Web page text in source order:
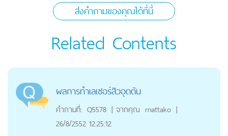
ส่งคำถามของคุณได้ที่นี่
Related Contents
ผลการทำเลเซอร์สิวอุดตัน
คำถามที่: Q5578 | จากคุณ rnattako |
26/8/2552 12:25:12